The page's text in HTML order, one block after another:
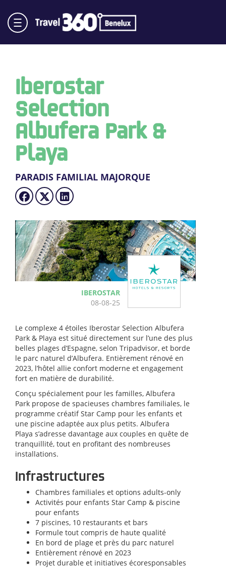
Iberostar
Selection
Albufera Park &
Playa
PARADIS FAMILIAL MAJORQUE
IBEROSTAR
08-08-25
Le complexe 4 étoiles Iberostar Selection Albufera
Park & Playa est situé directement sur l’une des plus
belles plages d’Espagne, selon Tripadvisor, et borde
le parc naturel d’Albufera. Entièrement rénové en
2023, l’hôtel allie confort moderne et engagement
fort en matière de durabilité.
Conçu spécialement pour les familles, Albufera
Park propose de spacieuses chambres familiales, le
programme créatif Star Camp pour les enfants et
une piscine adaptée aux plus petits. Albufera
Playa s’adresse davantage aux couples en quête de
tranquillité, tout en profitant des nombreuses
installations.
Infrastructures
Chambres familiales et options adults-only
Activités pour enfants Star Camp & piscine
pour enfants
7 piscines, 10 restaurants et bars
Formule tout compris de haute qualité
En bord de plage et près du parc naturel
Entièrement rénové en 2023
Projet durable et initiatives écoresponsables